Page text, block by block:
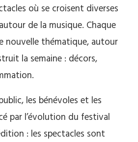
où se croisent diverses
de la musique. Chaque
nouvelle thématique, autour
la semaine : décors,
les bénévoles et les
par l’évolution du festival
: les spectacles sont